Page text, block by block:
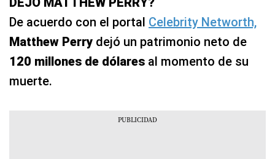
De acuerdo con el portal Celebrity Networth,
Matthew Perry dejó un patrimonio neto de
120 millones de dólares al momento de su
muerte.